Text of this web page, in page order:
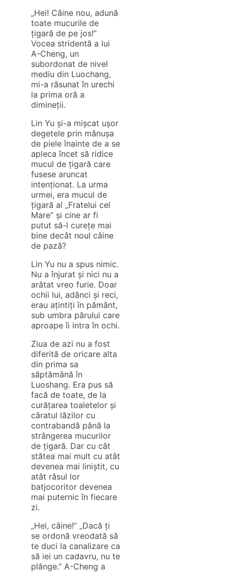
„Hei! Câine nou, adună
toate mucurile de
țigară de pe jos!”
Vocea stridentă a lui
A-Cheng, un
subordonat de nivel
mediu din Luochang,
mi-a răsunat în urechi
la prima oră a
dimineții.
Lin Yu și-a mișcat ușor
degetele prin mănușa
de piele înainte de a se
apleca încet să ridice
mucul de țigară care
fusese aruncat
intenționat. La urma
urmei, era mucul de
țigară al „Fratelui cel
Mare” și cine ar fi
putut să-l curețe mai
bine decât noul câine
de pază?
Lin Yu nu a spus nimic.
Nu a înjurat și nici nu a
arătat vreo furie. Doar
ochii lui, adânci și reci,
erau ațintiți în pământ,
sub umbra părului care
aproape îi intra în ochi.
Ziua de azi nu a fost
diferită de oricare alta
din prima sa
săptămână în
Luoshang. Era pus să
facă de toate, de la
curățarea toaletelor și
căratul lăzilor cu
contrabandă până la
strângerea mucurilor
de țigară. Dar cu cât
stătea mai mult cu atât
devenea mai liniștit, cu
atât râsul lor
batjocoritor devenea
mai puternic în fiecare
zi.
„Hei, câine!” „Dacă ți
se ordonă vreodată să
te duci la canalizare ca
să iei un cadavru, nu te
plânge.” A-Cheng a